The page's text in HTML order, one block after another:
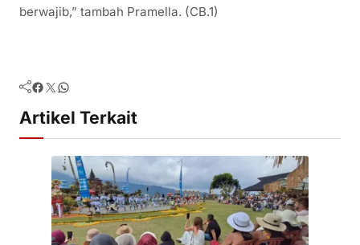
berwajib,” tambah Pramella. (CB.1)
Facebook Twitter WhatsApp
Artikel Terkait